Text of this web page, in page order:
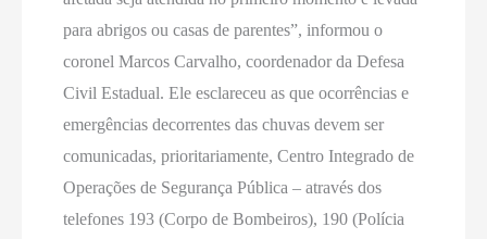
para abrigos ou casas de parentes”, informou o
coronel Marcos Carvalho, coordenador da Defesa
Civil Estadual. Ele esclareceu as que ocorrências e
emergências decorrentes das chuvas devem ser
comunicadas, prioritariamente, Centro Integrado de
Operações de Segurança Pública – através dos
telefones 193 (Corpo de Bombeiros), 190 (Polícia